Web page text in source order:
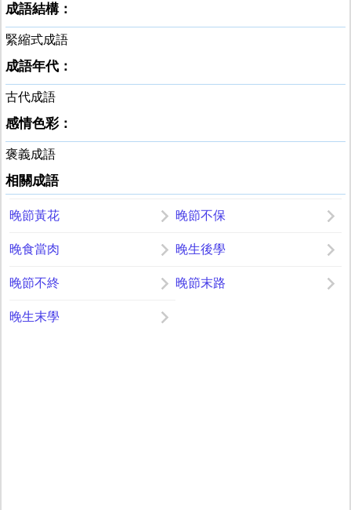
成語結構：
緊縮式成語
成語年代：
古代成語
感情色彩：
褒義成語
相關成語
晚節黃花 晚節不保
晚食當肉 晚生後學
晚節不終 晚節末路
晚生末學